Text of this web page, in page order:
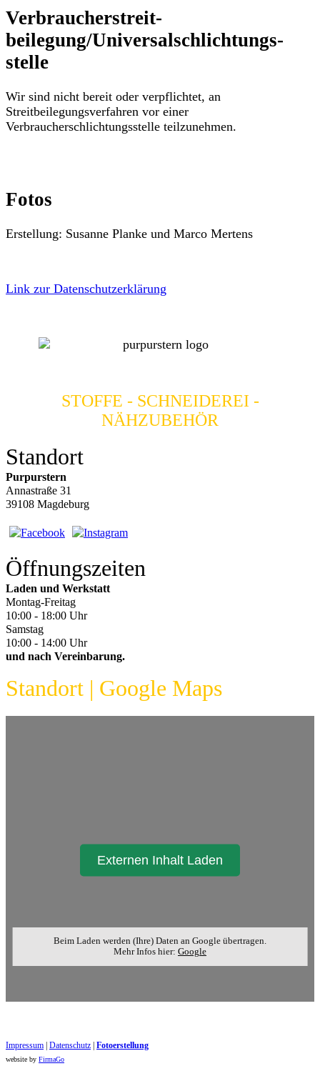
Verbraucher­streit­
beilegung/Universal­schlichtungs­
stelle
Wir sind nicht bereit oder verpflichtet, an
Streitbeilegungsverfahren vor einer
Verbraucherschlichtungsstelle teilzunehmen.
Fotos
Erstellung: Susanne Planke und Marco Mertens
Link zur Datenschutzerklärung
STOFFE - SCHNEIDEREI -
NÄHZUBEHÖR
Standort
Purpurstern
Annastraße 31
39108 Magdeburg
Öffnungszeiten
Laden und Werkstatt
Montag-Freitag
10:00 - 18:00 Uhr
Samstag
10:00 - 14:00 Uhr
und nach Vereinbarung.
Standort | Google Maps
Externen Inhalt Laden
Beim Laden werden (Ihre) Daten an Google übertragen.
Mehr Infos hier: Google
Impressum Datenschutz Foto​erstellung
website by FirmaGo